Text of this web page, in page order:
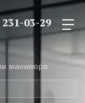
231-03-29
маникюра